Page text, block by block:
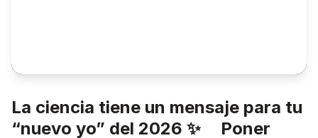
La ciencia tiene un mensaje para tu
“nuevo yo” del 2026 ✨ Poner